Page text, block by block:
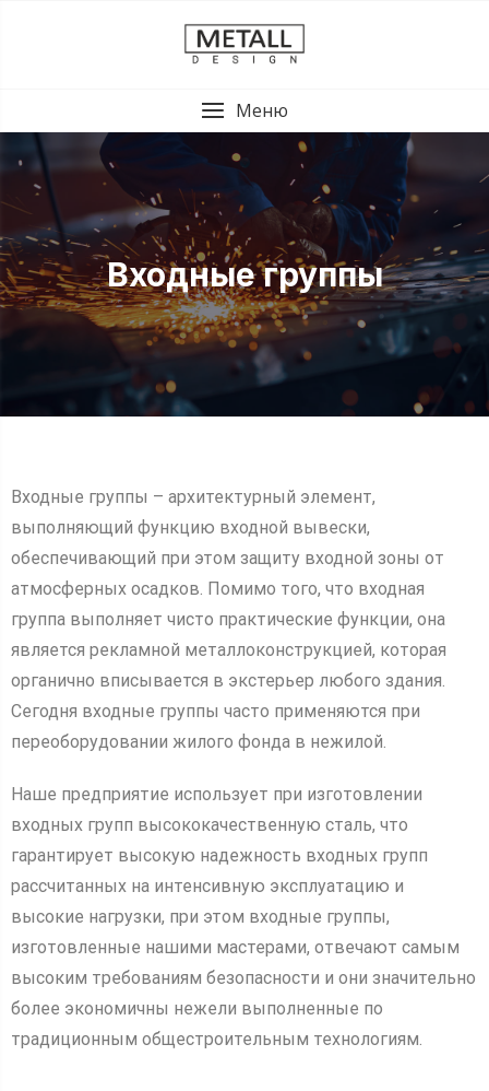
Меню
Входные группы
Входные группы – архитектурный элемент,
выполняющий функцию входной вывески,
обеспечивающий при этом защиту входной зоны от
атмосферных осадков. Помимо того, что входная
группа выполняет чисто практические функции, она
является рекламной металлоконструкцией, которая
органично вписывается в экстерьер любого здания.
Сегодня входные группы часто применяются при
переоборудовании жилого фонда в нежилой.
Наше предприятие использует при изготовлении
входных групп высококачественную сталь, что
гарантирует высокую надежность входных групп
рассчитанных на интенсивную эксплуатацию и
высокие нагрузки, при этом входные группы,
изготовленные нашими мастерами, отвечают самым
высоким требованиям безопасности и они значительно
более экономичны нежели выполненные по
традиционным общестроительным технологиям.